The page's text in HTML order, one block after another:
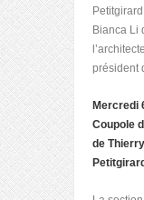
Bianca Li
président
Mercredi
Coupole
de
Petitgirard